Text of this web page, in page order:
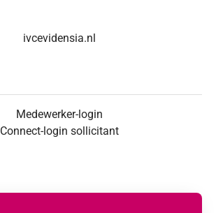
ivcevidensia.nl
Medewerker-login
Connect-login sollicitant